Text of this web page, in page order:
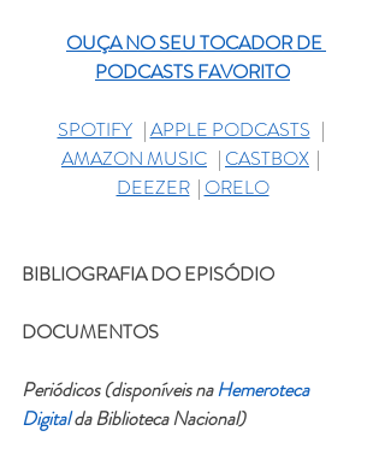
OUÇA NO SEU TOCADOR DE
PODCASTS FAVORITO
SPOTIFY | APPLE PODCASTS |
AMAZON MUSIC | CASTBOX |
DEEZER | ORELO
BIBLIOGRAFIA DO EPISÓDIO
DOCUMENTOS
Periódicos (disponíveis na Hemeroteca
Digital da Biblioteca Nacional)